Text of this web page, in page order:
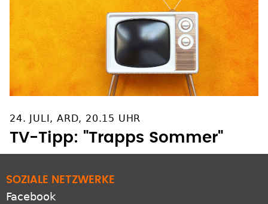
24. JULI, ARD, 20.15 UHR
TV-Tipp: "Trapps Sommer"
SOZIALE NETZWERKE
Facebook